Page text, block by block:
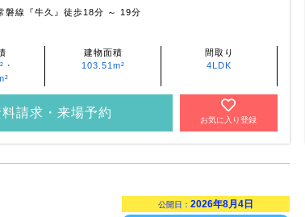
磐線『牛久』徒歩18分 ～ 19分
建物面積
103.51m²
間取り
4LDK
料請求・来場予約
お気に入り登録
公開日： 2026年8月4日